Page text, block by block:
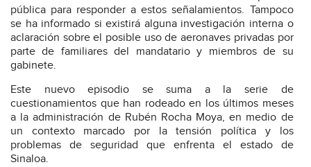
pública para responder a estos señalamientos. Tampoco
se ha informado si existirá alguna investigación interna o
aclaración sobre el posible uso de aeronaves privadas por
parte de familiares del mandatario y miembros de su
gabinete.
Este nuevo episodio se suma a la serie de
cuestionamientos que han rodeado en los últimos meses
a la administración de Rubén Rocha Moya, en medio de
un contexto marcado por la tensión política y los
problemas de seguridad que enfrenta el estado de
Sinaloa.